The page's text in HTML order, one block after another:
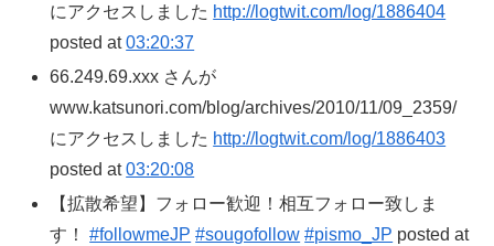
にアクセスしました http://logtwit.com/log/1886404
posted at03:20:37
66.249.69.xxx さんが
www.katsunori.com/blog/archives/2010/11/09_2359/
にアクセスしました http://logtwit.com/log/1886403
posted at03:20:08
【拡散希望】フォロー歓迎！相互フォロー致しま
す！#followmeJP #sougofollow #pismo_JP posted at